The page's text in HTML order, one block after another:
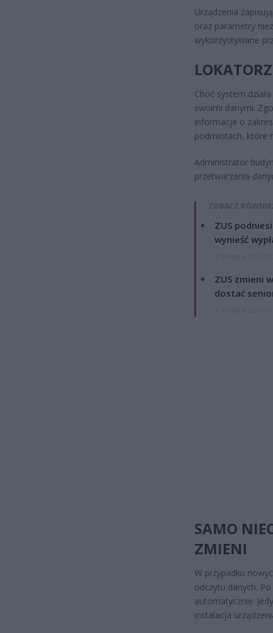
Urządzenia
oraz parametry
wykorzystywane
Choć system
swoimi danymi.
informacje o
podmiotach, które
Administrator
przetwarzania
ZOBACZ
ZUS
wynieść
ZUS zmieni
dostać
SAMO
ZMIENI
W przypadku
odczytu danych.
automatycznie.
instalacja